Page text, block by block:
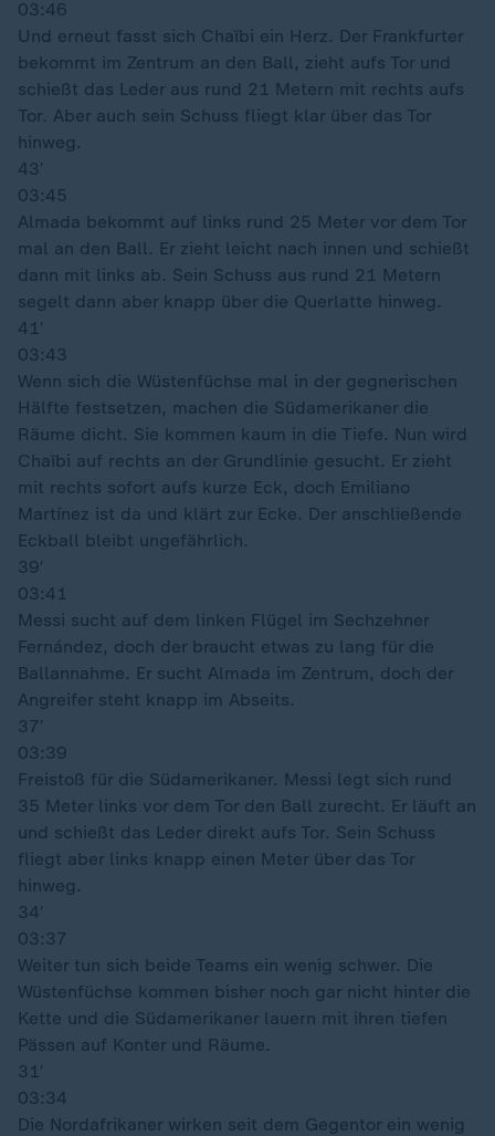
03:46
Und erneut fasst sich Chaïbi ein Herz. Der Frankfurter
bekommt im Zentrum an den Ball, zieht aufs Tor und
schießt das Leder aus rund 21 Metern mit rechts aufs
Tor. Aber auch sein Schuss fliegt klar über das Tor
hinweg.
43′
03:45
Almada bekommt auf links rund 25 Meter vor dem Tor
mal an den Ball. Er zieht leicht nach innen und schießt
dann mit links ab. Sein Schuss aus rund 21 Metern
segelt dann aber knapp über die Querlatte hinweg.
41′
03:43
Wenn sich die Wüstenfüchse mal in der gegnerischen
Hälfte festsetzen, machen die Südamerikaner die
Räume dicht. Sie kommen kaum in die Tiefe. Nun wird
Chaïbi auf rechts an der Grundlinie gesucht. Er zieht
mit rechts sofort aufs kurze Eck, doch Emiliano
Martínez ist da und klärt zur Ecke. Der anschließende
Eckball bleibt ungefährlich.
39′
03:41
Messi sucht auf dem linken Flügel im Sechzehner
Fernández, doch der braucht etwas zu lang für die
Ballannahme. Er sucht Almada im Zentrum, doch der
Angreifer steht knapp im Abseits.
37′
03:39
Freistoß für die Südamerikaner. Messi legt sich rund
35 Meter links vor dem Tor den Ball zurecht. Er läuft an
und schießt das Leder direkt aufs Tor. Sein Schuss
fliegt aber links knapp einen Meter über das Tor
hinweg.
34′
03:37
Weiter tun sich beide Teams ein wenig schwer. Die
Wüstenfüchse kommen bisher noch gar nicht hinter die
Kette und die Südamerikaner lauern mit ihren tiefen
Pässen auf Konter und Räume.
31′
03:34
Die Nordafrikaner wirken seit dem Gegentor ein wenig